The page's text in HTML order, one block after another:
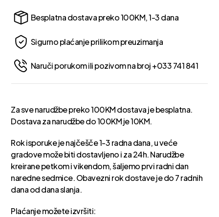
Besplatna dostava preko 100KM, 1-3 dana
Sigurno plaćanje prilikom preuzimanja
Naruči porukom ili pozivom na broj +033 741 841
Za sve narudžbe preko 100KM dostava je besplatna.
Dostava za narudžbe do 100KM je 10KM.
Rok isporuke je najčešče 1-3 radna dana, u veće
gradove može biti dostavljeno i za 24h. Narudžbe
kreirane petkom i vikendom, šaljemo prvi radni dan
naredne sedmice. Obavezni rok dostave je do 7 radnih
dana od dana slanja.
Plaćanje možete izvršiti: